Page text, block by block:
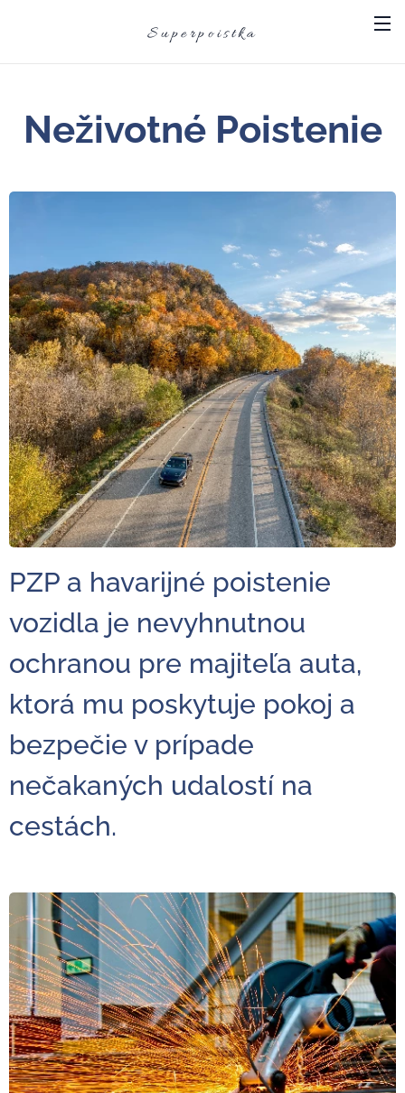
Superpoistka
Neživotné Poistenie
PZP a havarijné poistenie
vozidla je nevyhnutnou
ochranou pre majiteľa auta,
ktorá mu poskytuje pokoj a
bezpečie v prípade
nečakaných udalostí na
cestách.